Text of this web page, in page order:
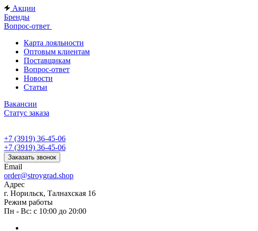
Акции
Бренды
Вопрос-ответ
Карта лояльности
Оптовым клиентам
Поставщикам
Вопрос-ответ
Новости
Статьи
Вакансии
Статус заказа
+7 (3919) 36-45-06
+7 (3919) 36-45-06
Заказать звонок
Email
order@stroygrad.shop
Адрес
г. Норильск, Талнахская 16
Режим работы
Пн - Вс: с 10:00 до 20:00